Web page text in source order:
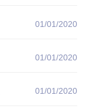
01/01/2020
01/01/2020
01/01/2020